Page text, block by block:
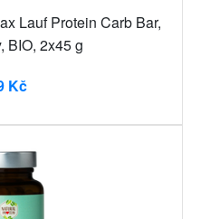
Lauf Protein Carb Bar,
BIO, 2x45 g
Kč